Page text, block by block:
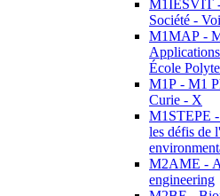
M1IESVIT
Société -
M1MAP -
École
M1P - M1
Curie - X
M1STEPE
les défis de
M2AME -
engineering